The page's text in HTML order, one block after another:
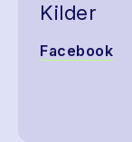
Kilder
Facebook